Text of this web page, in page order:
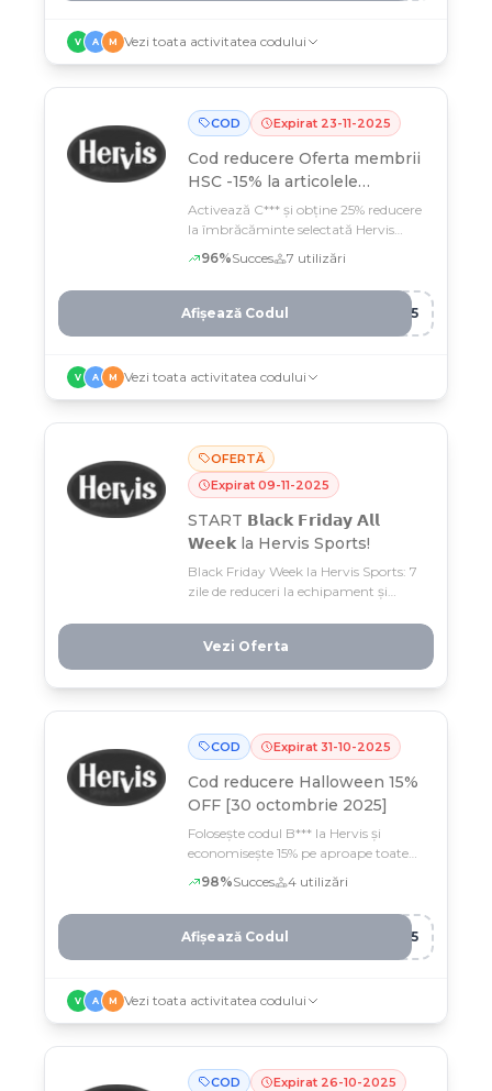
V A M Vezi toata activitatea codului
COD Expirat 23-11-2025
Cod reducere Oferta membrii
HSC -15% la articolele
selectate
Activează C*** și obține 25% reducere
la îmbrăcăminte selectată Hervis
până pe 23 noiembrie
96%Succes 7 utilizări
B15
Afișează Codul
V A M Vezi toata activitatea codului
OFERTĂ
Expirat 09-11-2025
START 𝗕𝗹𝗮𝗰𝗸 𝗙𝗿𝗶𝗱𝗮𝘆 𝗔𝗹𝗹
𝗪𝗲𝗲𝗸 la Hervis Sports!
Black Friday Week la Hervis Sports: 7
zile de reduceri la echipament și
prețuri mai mici la articolele tale
favorite înainte ca stocurile să se
epuizeze!
Vezi Oferta
COD Expirat 31-10-2025
Cod reducere Halloween 15%
OFF [30 octombrie 2025]
Folosește codul B*** la Hervis și
economisește 15% pe aproape toate
produsele sportive de Halloween
98%Succes 4 utilizări
U15
Afișează Codul
V A M Vezi toata activitatea codului
COD Expirat 26-10-2025